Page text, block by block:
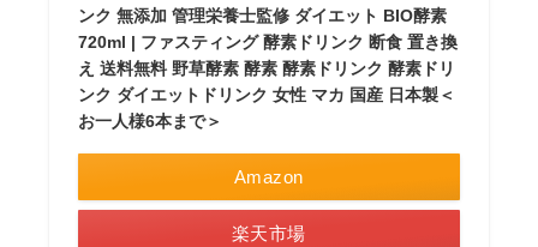
ンク 無添加 管理栄養士監修 ダイエット BIO酵素
720ml | ファスティング 酵素ドリンク 断食 置き換
え 送料無料 野草酵素 酵素 酵素ドリンク 酵素ドリ
ンク ダイエットドリンク 女性 マカ 国産 日本製＜
お一人様6本まで＞
Amazon
楽天市場